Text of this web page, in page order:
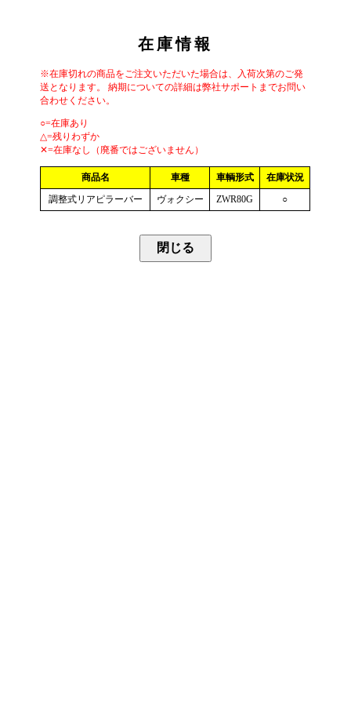
在庫情報
※在庫切れの商品をご注文いただいた場合は、入荷次第のご発
送となります。 納期についての詳細は弊社サポートまでお問い
合わせください。
○=在庫あり
△=残りわずか
✕=在庫なし（廃番ではございません）
商品名 車種 車輌形式
在庫状況
調整式リアピラーバー
ヴォクシー ZWR80G ○